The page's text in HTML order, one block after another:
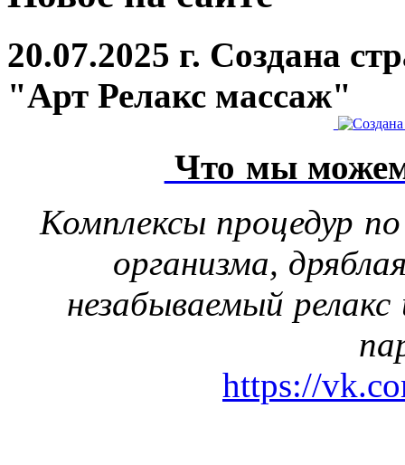
20.07.2025 г. Создана
"Арт Релакс массаж"
Что мы
Комплексы процедур
организма,
незабываемый
https://